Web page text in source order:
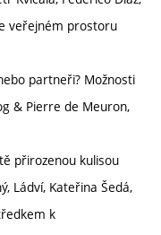
veřejném prostoru
partneři? Možnosti
& Pierre de Meuron,
přirozenou kulisou
Ládví, Kateřina Šedá,
k